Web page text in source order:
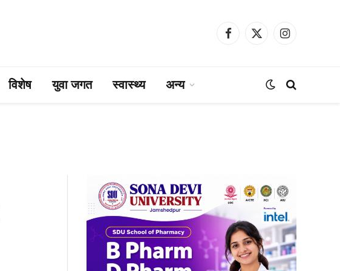
Facebook
X
Instagram
विशेष युवा जगत स्वास्थ्य अन्य